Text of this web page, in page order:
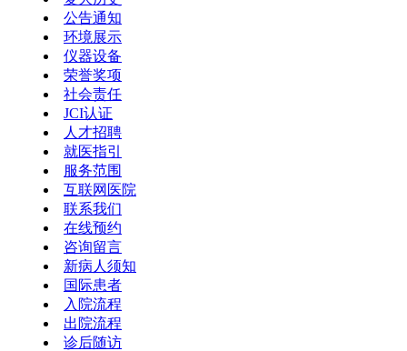
公告通知
环境展示
仪器设备
荣誉奖项
社会责任
JCI认证
人才招聘
就医指引
服务范围
互联网医院
联系我们
在线预约
咨询留言
新病人须知
国际患者
入院流程
出院流程
诊后随访